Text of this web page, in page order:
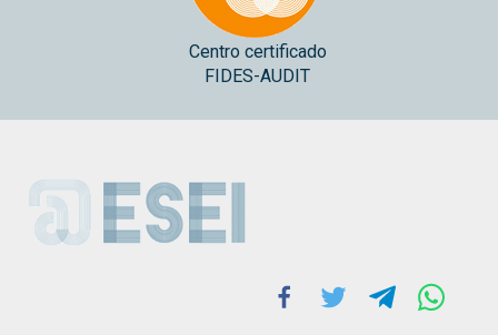
Centro certificado
FIDES-AUDIT
ESEI
Facebook
Twitter Telegram